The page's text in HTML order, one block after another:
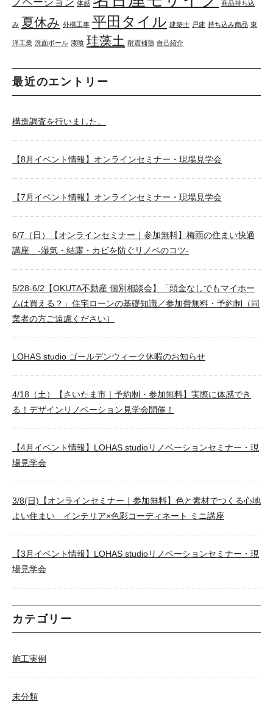
体感 商品持ち込
み 夏休み 外構工事 平田タイル 建築士 戸建 持ち込み商品 東
洋工業 洗面ボール 漆喰 珪藻土 耐震補強 自己紹介
最近のエントリー
構造調査を行いました。
【8月イベント情報】オンラインセミナー・現場見学会
【7月イベント情報】オンラインセミナー・現場見学会
6/7（日）【オンラインセミナー｜参加無料】梅雨の住まい快適
講座 -湿気・結露・カビを防ぐリノベのコツ-
5/28-6/2【OKUTA不動産 個別相談会】「頭金なしでもマイホー
ムは買える？」住宅ローンの基礎知識／参加費無料・予約制（同
業者の方ご遠慮ください）
LOHAS studio ゴールデンウィーク休暇のお知らせ
4/18（土）【さいたま市｜予約制・参加無料】実際に体感でき
る！デザインリノベーション見学会開催！
【4月イベント情報】LOHAS studioリノベーションセミナー・現
場見学会
3/8(日)【オンラインセミナー｜参加無料】色と素材でつくる心地
よい住まい インテリア×色彩コーディネート ミニ講座
【3月イベント情報】LOHAS studioリノベーションセミナー・現
場見学会
カテゴリー
施工実例
未分類